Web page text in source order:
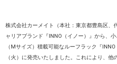
株式会社カーメイト（本社：東京都豊島区、
ャリアブランド『INNO（イノー）』から、
（Mサイズ）積載可能なルーフラック『
（火）に発売いたしました。これにより、